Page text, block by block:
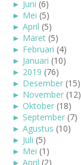
► Juni (6)
► Mei (5)
► April (5)
► Maret (5)
► Februari (4)
► Januari (10)
► 2019 (76)
► Desember (15)
► November (12)
► Oktober (18)
► September (7)
► Agustus (10)
► Juli (5)
► Mei (1)
► April (2)